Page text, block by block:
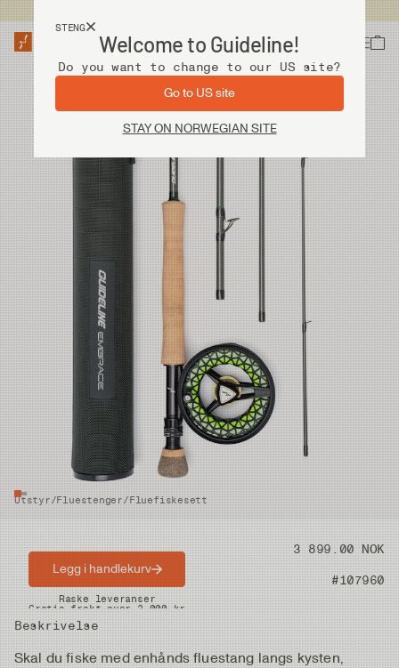
STENG
Welcome to Guideline!
Do you want to change to our US site?
Go to US site
STAY ON NORWEGIAN SITE
Utstyr/Fluestenger/Fluefiskesett
Pris 3 899.00 NOK
Artikkelnummer #107960
Beskrivelse
Skal du fiske med enhånds fluestang langs kysten,
Legg i handlekurv
Raske leveranser
Gratis frakt over 2.000 kr